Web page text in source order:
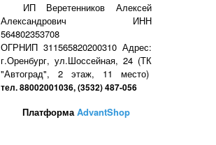
ИП Веретенников Алексей
Александрович ИНН
564802353708
ОГРНИП 311565820200310 Адрес:
г.Оренбург, ул.Шоссейная, 24 (ТК
"Автоград", 2 этаж, 11 место)
тел. 88002001036, (3532) 487-056
ПлатформаAdvantShop